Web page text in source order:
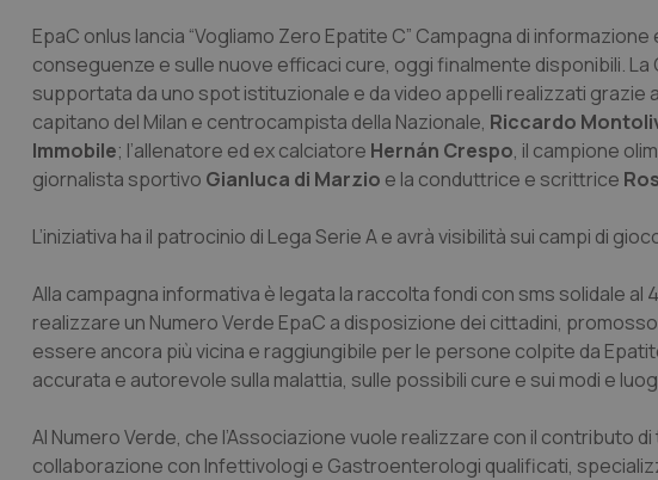
EpaC onlus lancia “Vogliamo Zero Epatite C” Campagna di
conseguenze e sulle nuove efficaci cure, oggi finalmente disponibili.
supportata da uno spot istituzionale e da video appelli realizzati grazie
capitano del Milan e centrocampista della Nazionale, Riccardo
Immobile; l’allenatore ed ex calciatore Hernán Crespo, il campione
giornalista sportivo Gianluca di Marzio e la conduttrice e scrittrice
L’iniziativa ha il patrocinio di Lega Serie A e avrà visibilità sui campi di
Alla campagna informativa è legata la raccolta fondi con sms solidale
realizzare un Numero Verde EpaC a disposizione dei cittadini,
essere ancora più vicina e raggiungibile per le persone colpite da
accurata e autorevole sulla malattia, sulle possibili cure e sui modi e
Al Numero Verde, che l’Associazione vuole realizzare con il contributo
collaborazione con Infettivologi e Gastroenterologi qualificati,